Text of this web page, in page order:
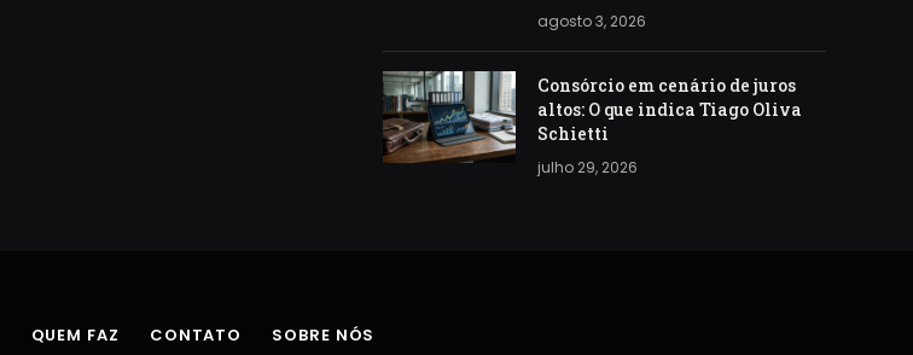
agosto 3, 2026
Consórcio em cenário de juros
altos: O que indica Tiago Oliva
Schietti
julho 29, 2026
QUEM FAZ CONTATO SOBRE NÓS